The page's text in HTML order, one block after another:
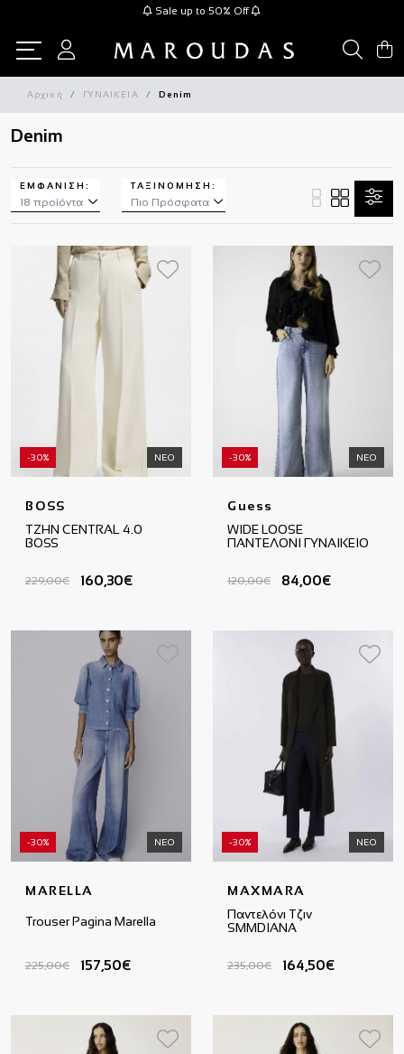
Sale up to 50% Off
Αρχική ΓΥΝΑΙΚΕΙΑ Denim
Denim
ΕΜΦΑΝΙΣΗ: ΤΑΞΙΝΌΜΗΣΗ:
ΝΕΟ
-30%
BOSS
ΤΖΗΝ CENTRAL 4.0
BOSS
229,00€ 160,30€
ΝΕΟ
-30%
Guess
WIDE LOOSE
ΠΑΝΤΕΛΟΝΙ ΓΥΝΑΙΚΕΙΟ
120,00€ 84,00€
ΝΕΟ
-30%
MARELLA
Trouser Pagina Marella
225,00€ 157,50€
ΝΕΟ
-30%
MAXMARA
Παντελόνι Τζιν
SMMDIANA
235,00€ 164,50€